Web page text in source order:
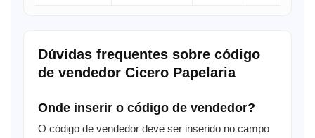
Dúvidas frequentes sobre código
de vendedor Cicero Papelaria
Onde inserir o código de vendedor?
O código de vendedor deve ser inserido no campo